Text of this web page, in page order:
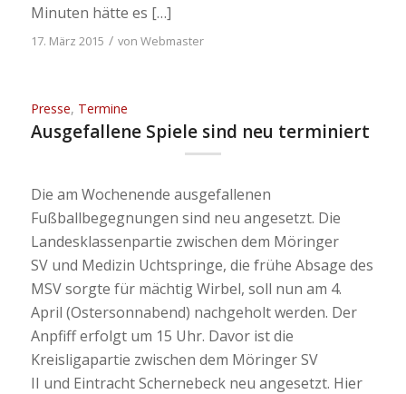
Minuten hätte es […]
17. März 2015 / von Webmaster
Presse, Termine
Ausgefallene Spiele sind neu terminiert
Die am Wochenende ausgefallenen
Fußballbegegnungen sind neu angesetzt. Die
Landesklassenpartie zwischen dem Möringer
SV und Medizin Uchtspringe, die frühe Absage des
MSV sorgte für mächtig Wirbel, soll nun am 4.
April (Ostersonnabend) nachgeholt werden. Der
Anpfiff erfolgt um 15 Uhr. Davor ist die
Kreisligapartie zwischen dem Möringer SV
II und Eintracht Schernebeck neu angesetzt. Hier